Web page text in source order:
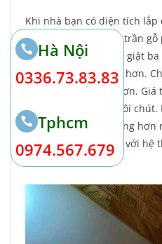
Khi nhà bạn có diện tích
tầm 3,7- 4m; hãy lắp trần
công mẫu trần pomu giật
gỗ sẽ có phần cầu kỳ hơn.
bộ khung xương to hơn.
thường sẽ cao hơn đôi
sẽ đẹp hơn, sang trọng
gỗ đẹp được kết hợp với hệ
Hà Nội
0336.73.83.83
Tphcm
0974.567.679